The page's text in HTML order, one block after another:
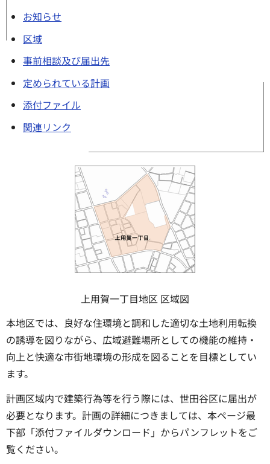
お知らせ
区域
事前相談及び届出先
定められている計画
添付ファイル
関連リンク
上用賀一丁目地区 区域図
本地区では、良好な住環境と調和した適切な土地利用転換
の誘導を図りながら、広域避難場所としての機能の維持・
向上と快適な市街地環境の形成を図ることを目標としてい
ます。
計画区域内で建築行為等を行う際には、世田谷区に届出が
必要となります。計画の詳細につきましては、本ページ最
下部「添付ファイルダウンロード」からパンフレットをご
覧ください。